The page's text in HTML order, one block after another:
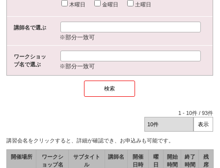
木曜日
金曜日 土曜日
講師名で選ぶ
※部分一致可
ワークショッ
プ名で選ぶ
※部分一致可
1 - 10件 /93件
講習会名をクリックすると、詳細が確認でき、お申込みも可能です。
開催場所
ワークシ
ョップ名
サブタイト
ル
講師名
開催
日時
曜
日
開始
時間
終了
時間
残
席